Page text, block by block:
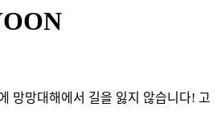
망망대해에서 길을 잃지 않습니다! 고